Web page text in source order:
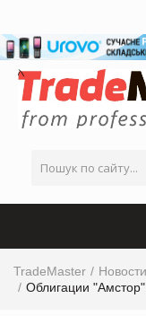
TradeMaster
Облигации